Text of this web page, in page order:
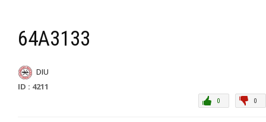
64A3133
DIU
ID : 4211
0
0